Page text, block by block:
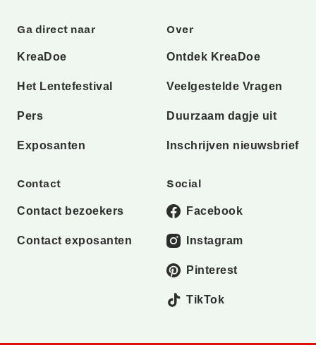
Ga direct naar
KreaDoe
Het Lentefestival
Pers
Exposanten
Over
Ontdek KreaDoe
Veelgestelde Vragen
Duurzaam dagje uit
Inschrijven nieuwsbrief
Contact
Contact bezoekers
Contact exposanten
Social
Facebook
Instagram
Pinterest
TikTok